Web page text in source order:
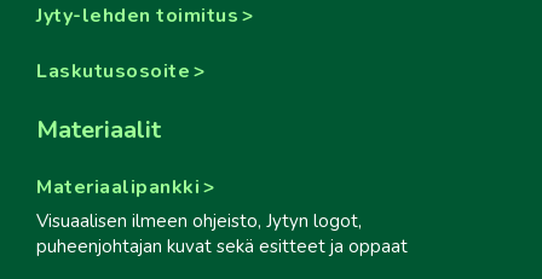
Jyty-lehden toimitus
Laskutusosoite
Materiaalit
Materiaalipankki
Visuaalisen ilmeen ohjeisto, Jytyn logot,
puheenjohtajan kuvat sekä esitteet ja oppaat